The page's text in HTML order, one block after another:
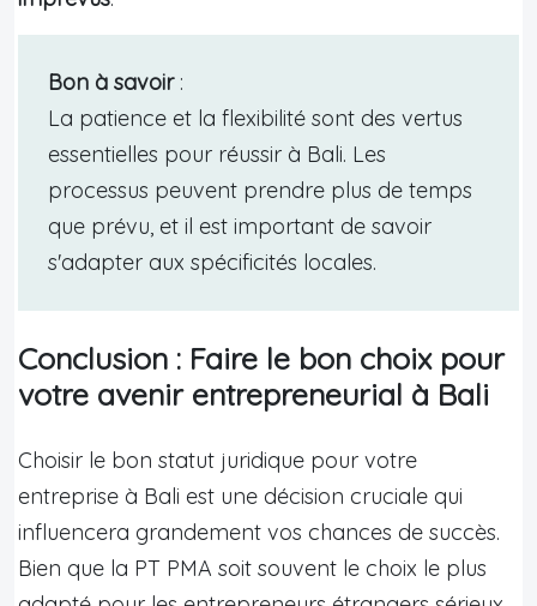
Bon à savoir:
La patience et la flexibilité sont des vertus
essentielles pour réussir à Bali. Les
processus peuvent prendre plus de temps
que prévu, et il est important de savoir
s'adapter aux spécificités locales.
Conclusion : Faire le bon choix pour
votre avenir entrepreneurial à Bali
Choisir le bon statut juridique pour votre
entreprise à Bali est une décision cruciale qui
influencera grandement vos chances de succès.
Bien que la PT PMA soit souvent le choix le plus